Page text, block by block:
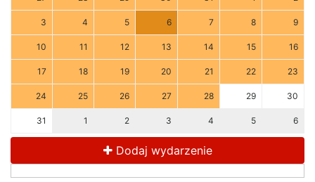
3 4 5 6 7 8 9
10 11 12 13 14 15 16
17 18 19 20 21 22 23
24 25 26 27 28 29 30
31 1 2 3 4 5 6
Dodaj wydarzenie